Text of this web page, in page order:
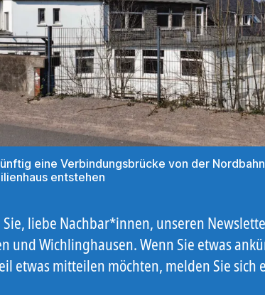
eine Verbindungsbrücke von der
entstehen
liebe Nachbar*innen, unseren
und Wichlinghausen. Wenn Sie etwas
etwas mitteilen möchten, melden Sie sich